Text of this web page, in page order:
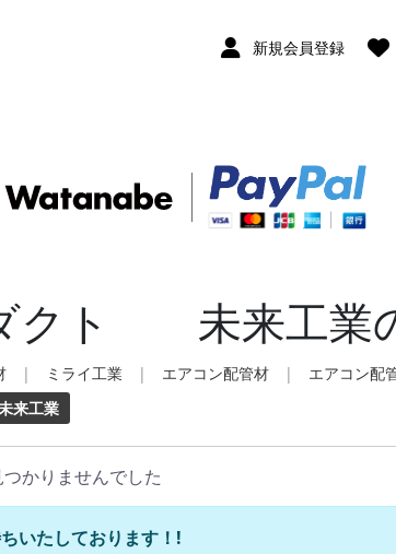
新規会員登録
クト 未来工業
| ミライ工業 | エアコン配管材 | エアコン配
来工業
かりませんでした
いたしております！!